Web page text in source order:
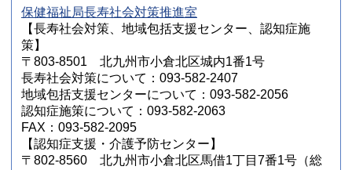
保健福祉局長寿社会対策推進室
【長寿社会対策、地域包括支援センター、認知症施
策】
〒803-8501 北九州市小倉北区城内1番1号
長寿社会対策について：093-582-2407
地域包括支援センターについて：093-582-2056
認知症施策について：093-582-2063
FAX：093-582-2095
【認知症支援・介護予防センター】
〒802-8560 北九州市小倉北区馬借1丁目7番1号（総